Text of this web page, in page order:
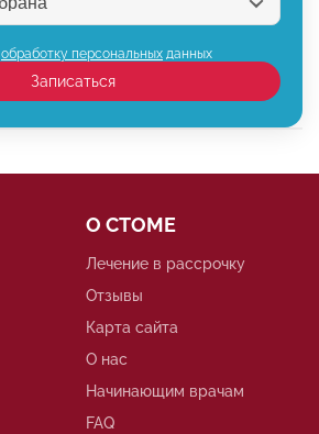
обработку персональных данных
Записаться
О СТОМЕ
Лечение в рассрочку
Отзывы
Карта сайта
О нас
Начинающим врачам
FAQ